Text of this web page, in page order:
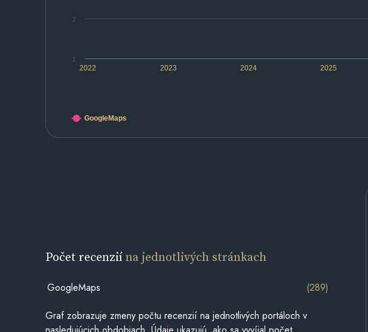
2022 2023 2024 2025
1
2
GoogleMaps
Počet recenziína jednotlivých stránkach
GoogleMaps (289)
Graf zobrazuje zmeny počtu recenzií na jednotlivých portáloch v